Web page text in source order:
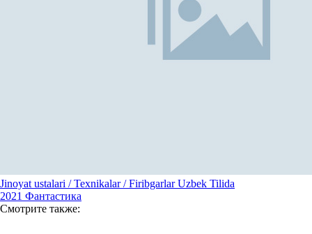
Jinoyat ustalari / Texnikalar / Firibgarlar Uzbek Tilida
2021 Фантастика
Смотрите также: